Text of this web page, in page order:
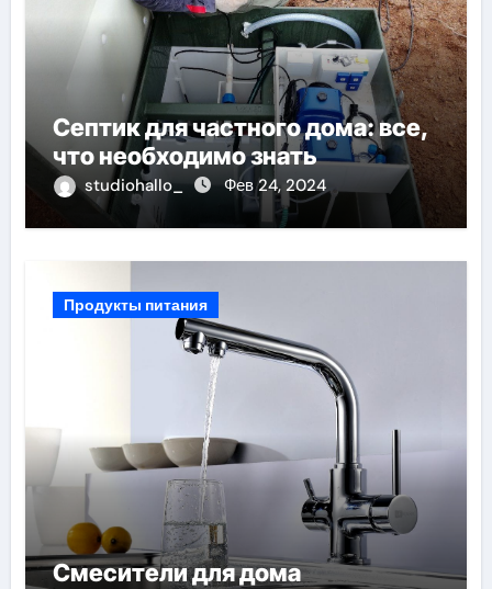
Септик для частного дома: все,
что необходимо знать
studiohallo_ Фев 24, 2024
Продукты питания
Смесители для дома